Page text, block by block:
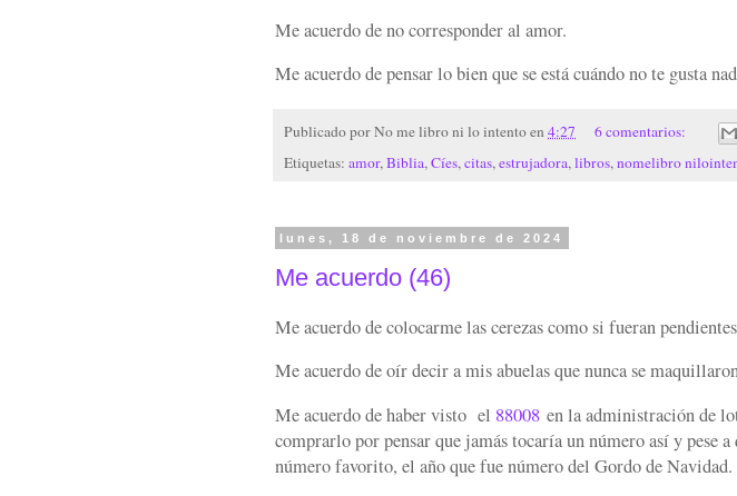
Me acuerdo de no corresponder al amor.
Me acuerdo de pensar lo bien que se está cuándo no te gusta
Publicado porNo me libro ni lo intentoen 4:27
6 comentarios:
Etiquetas: amor,Biblia,Cíes,citas,estrujadora,libros,nomelibro
lunes, 18 de noviembre de 2024
Me acuerdo (46)
Me acuerdo de colocarme las cerezas como si fueran
Me acuerdo de oír decir a mis abuelas que nunca se
Me acuerdo de haber visto el 88008 en la administración de
comprarlo por pensar que jamás tocaría un número así y pese a
número favorito, el año que fue número del Gordo de Navidad.